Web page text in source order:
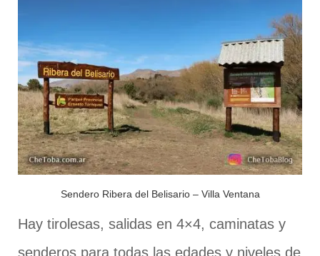
Sendero Ribera del Belisario – Villa Ventana
Hay tirolesas, salidas en 4×4, caminatas y
senderos para todas las edades y niveles de